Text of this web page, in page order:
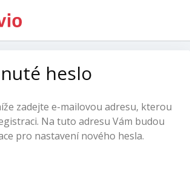
heslo
zadejte e-mailovou adresu, kterou
Na tuto adresu Vám budou
pro nastavení nového hesla.